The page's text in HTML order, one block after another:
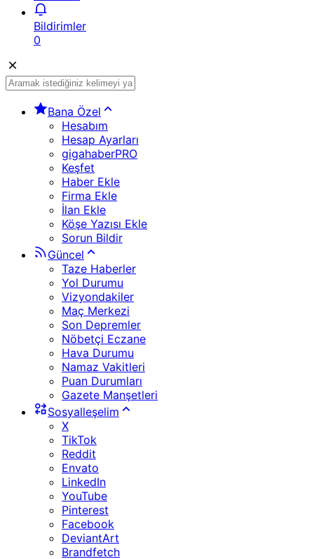
Bildirimler
0
Bana Özel
Hesabım
Hesap Ayarları
gigahaberPRO
Keşfet
Haber Ekle
Firma Ekle
İlan Ekle
Köşe Yazısı Ekle
Sorun Bildir
Güncel
Taze Haberler
Yol Durumu
Vizyondakiler
Maç Merkezi
Son Depremler
Nöbetçi Eczane
Hava Durumu
Namaz Vakitleri
Puan Durumları
Gazete Manşetleri
Sosyalleşelim
X
TikTok
Reddit
Envato
LinkedIn
YouTube
Pinterest
Facebook
DeviantArt
Brandfetch